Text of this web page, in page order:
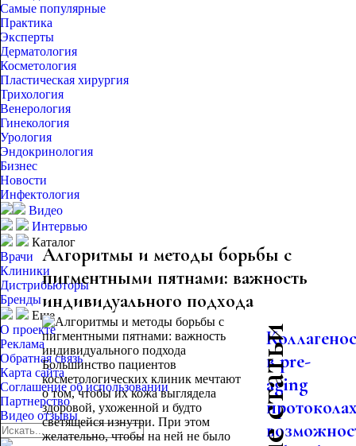
Самые популярные
Практика
Эксперты
Дерматология
Косметология
Пластическая хирургия
Трихология
Венерология
Гинекология
Урология
Эндокринология
Бизнес
Новости
Инфектология
Видео
Интервью
Каталог
Врачи
Клиники
Дистрибьюторы
Бренды
Еще
О проекте
Реклама
Обратная связь
Карта сайта
Соглашение об использовании
Партнерство
Видео отзывы
Алгоритмы и методы борьбы с
пигментными пятнами: важность
индивидуального подхода
Большинство пациентов
косметологических клиник мечтают
о том, чтобы их кожа выглядела
здоровой, ухоженной и будто
светящейся изнутри. При этом
желательно, чтобы на ней не было
в pre-
aging